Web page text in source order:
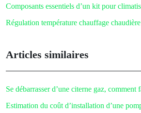
Composants essentiels d’un kit pour
Régulation température chauffage
Articles similaires
Se débarrasser d’une citerne gaz, comment
Estimation du coût d’installation d’une